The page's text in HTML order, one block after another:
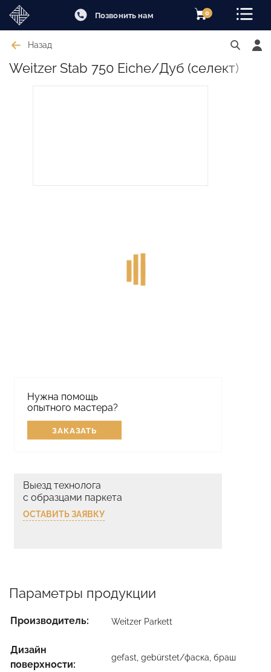
Позвонить нам 0
Назад
Weitzer Stab 750 Eiche/Дуб (селект)
Нужна помощь
опытного мастера?
ЗАКАЗАТЬ
Выезд технолога
с образцами паркета
ОСТАВИТЬ ЗАЯВКУ
Параметры продукции
Производитель: Weitzer Parkett
Дизайн
поверхности:
gefast, gebürstet/фаска, браш